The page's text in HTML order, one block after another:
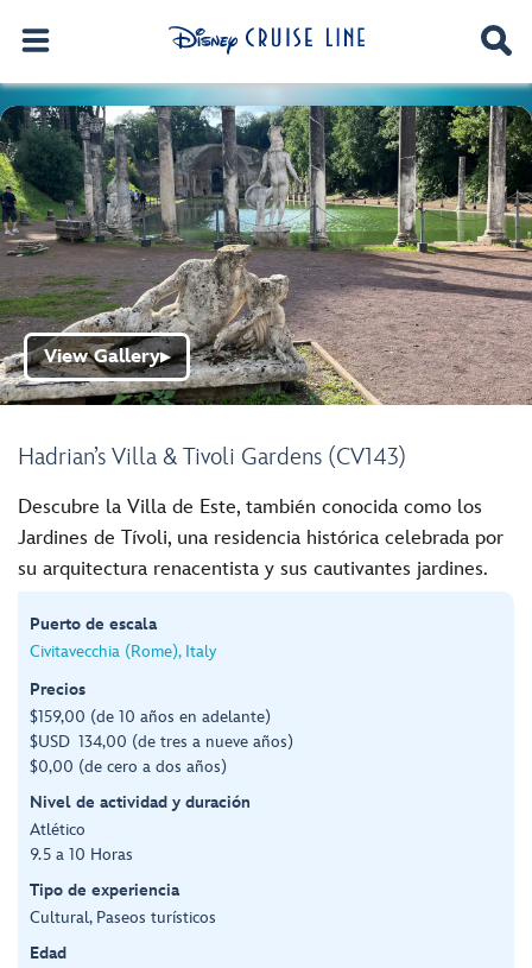
Hadrian’s Villa & Tivoli Gardens (CV143)
View Gallery▶
Descubre la Villa de Este, también conocida como los
Jardines de Tívoli, una residencia histórica celebrada por
su arquitectura renacentista y sus cautivantes jardines.
Puerto de escala
Civitavecchia (Rome), Italy
Precios
$159,00 (de 10 años en adelante)
$USD 134,00 (de tres a nueve años)
$0,00 (de cero a dos años)
Nivel de actividad y duración
Atlético
9.5 a 10 Horas
Tipo de experiencia
Cultural, Paseos turísticos
Edad